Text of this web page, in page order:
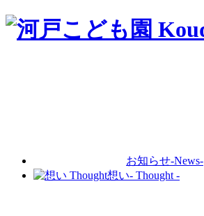
お知らせ-News-
想い- Thought -